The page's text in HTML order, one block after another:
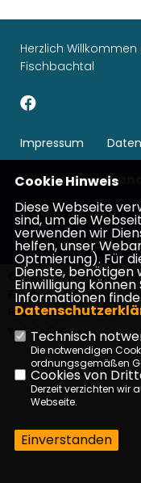
Herzlich
Fischbachtal
Impressum
CDU
CDU in Hessen
CDU
©2026 CDU-
Fischbachtal c/o Frau
Pauker-Buß | Alle Rechte
vorbehalten.
Cookie Hinweis
Diese Webseite
sind, um die
verwenden wir
helfen, unser
Optmierung). Für
Dienste, benötigen
Einwilligung
Informationen
Technisch
Die notwendigen
ordnungsgemäßen
Cookies von
Derzeit verzichten wir
Webseite.
Einverstanden